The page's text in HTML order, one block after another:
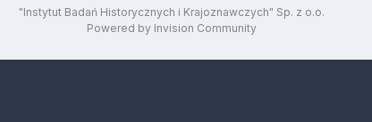
"Instytut Badań Historycznych i Krajoznawczych" Sp. z o.o.
Powered by Invision Community